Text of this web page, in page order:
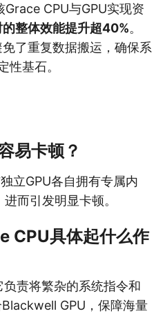
CPU与GPU实现资
整体效能提升超40%。
了重复数据搬运，确保系
基石。
易卡顿？
立GPU各自拥有专属内
而引发明显卡顿。
CPU具体起什么作
责将繁杂的系统指令和
GPU，保障海量